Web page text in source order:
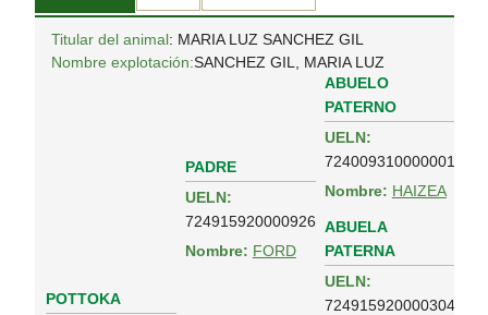
Titular del animal: MARIA LUZ SANCHEZ GIL
Nombre explotación:SANCHEZ GIL, MARIA LUZ
POTTOKA
PADRE
UELN:
724915920000926
Nombre: FORD
ABUELO
PATERNO
UELN:
724009310000001
Nombre: HAIZEA
ABUELA
PATERNA
UELN:
724915920000304